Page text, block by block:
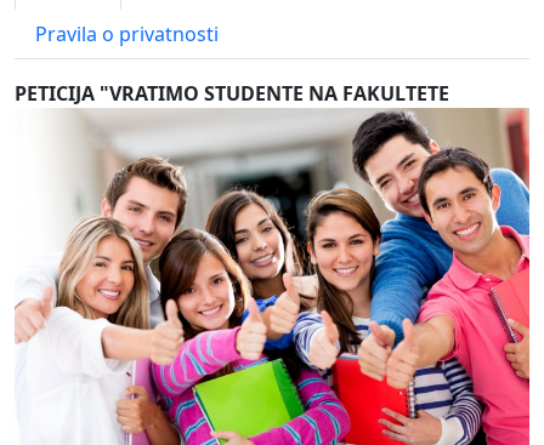
Pravila o privatnosti
PETICIJA "VRATIMO STUDENTE NA FAKULTETE